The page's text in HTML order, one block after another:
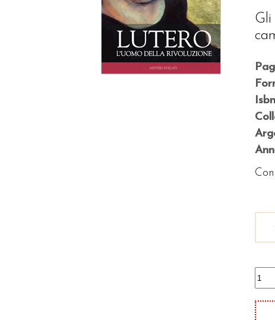
Gli